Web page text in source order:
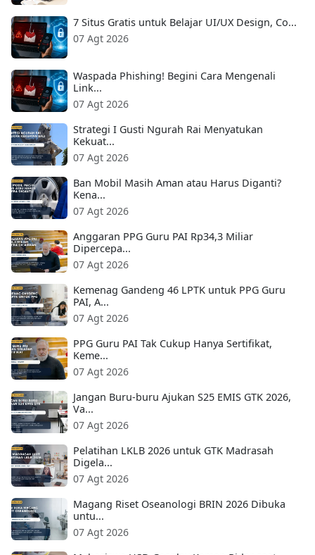
7 Situs Gratis untuk Belajar UI/UX Design, Co...
07 Agt 2026
Waspada Phishing! Begini Cara Mengenali
Link...
07 Agt 2026
Strategi I Gusti Ngurah Rai Menyatukan
Kekuat...
07 Agt 2026
Ban Mobil Masih Aman atau Harus Diganti?
Kena...
07 Agt 2026
Anggaran PPG Guru PAI Rp34,3 Miliar
Dipercepa...
07 Agt 2026
Kemenag Gandeng 46 LPTK untuk PPG Guru
PAI, A...
07 Agt 2026
PPG Guru PAI Tak Cukup Hanya Sertifikat,
Keme...
07 Agt 2026
Jangan Buru-buru Ajukan S25 EMIS GTK 2026,
Va...
07 Agt 2026
Pelatihan LKLB 2026 untuk GTK Madrasah
Digela...
07 Agt 2026
Magang Riset Oseanologi BRIN 2026 Dibuka
untu...
07 Agt 2026